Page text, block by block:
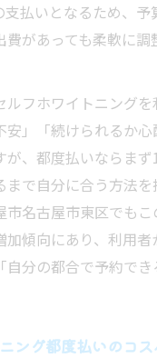
支払いとなるため、予
費があっても柔軟に
ルフホワイトニング
安」「続けられるか
が、都度払いならま
まで自分に合う方法を
市名古屋市東区でも
加傾向にあり、利用
自分の都合で予約で
ング都度払いのコ